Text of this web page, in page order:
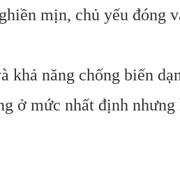
mịn, chủ yếu đóng
khả năng chống biến
ở mức nhất định